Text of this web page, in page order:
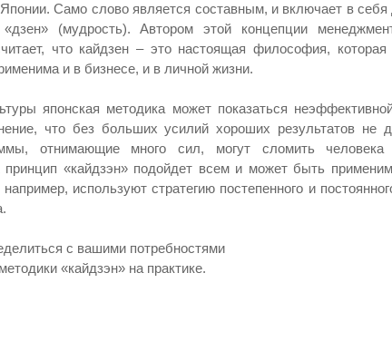
Само слово является составным, и включает в себя
(мудрость). Автором этой концепции
что кайдзен – это настоящая философия,
и в бизнесе, и в личной жизни.
японская методика может показаться
что без больших усилий хороших результатов не
отнимающие много сил, могут сломить человека
принцип «кайдзэн» подойдет всем и может быть
используют стратегию постепенного и
с вашими потребностями
«кайдзэн» на практике.